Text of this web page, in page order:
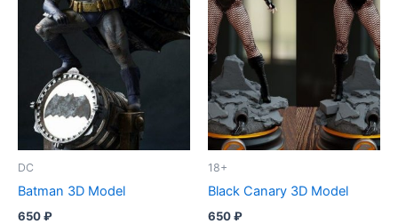
DC
Batman 3D Model
650₽
18+
Black Canary 3D Model
650₽